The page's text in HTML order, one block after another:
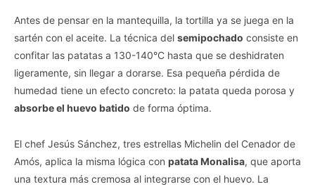
Antes de pensar en la mantequilla, la tortilla ya se juega en la
sartén con el aceite. La técnica del semipochado consiste en
confitar las patatas a 130-140°C hasta que se deshidraten
ligeramente, sin llegar a dorarse. Esa pequeña pérdida de
humedad tiene un efecto concreto: la patata queda porosa y
absorbe el huevo batido de forma óptima.
El chef Jesús Sánchez, tres estrellas Michelin del Cenador de
Amós, aplica la misma lógica con patata Monalisa, que aporta
una textura más cremosa al integrarse con el huevo. La